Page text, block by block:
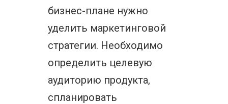
бизнес-плане нужно
уделить маркетинговой
стратегии. Необходимо
определить целевую
аудиторию продукта,
спланировать